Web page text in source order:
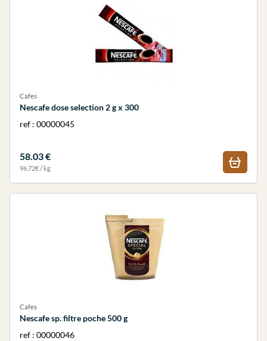
Cafes
Nescafe dose selection 2 g x 300
ref : 00000045
58.03 €
96.72€ / kg
Cafes
Nescafe sp. filtre poche 500 g
ref : 00000046